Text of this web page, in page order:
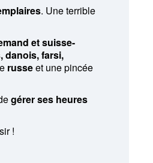
. Une terrible
et suisse-
danois, farsi,
russeet une pincée
gérer ses heures
!